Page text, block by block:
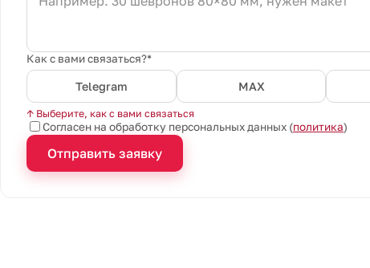
Как с вами связаться?*
Telegram MAX
↑ Выберите, как с вами связаться
Согласен на обработку персональных данных (политика)
Отправить заявку